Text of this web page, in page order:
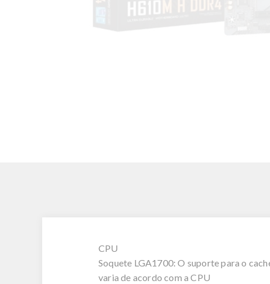
CPU
Soquete LGA1700: O suporte para o
varia de acordo com a CPU